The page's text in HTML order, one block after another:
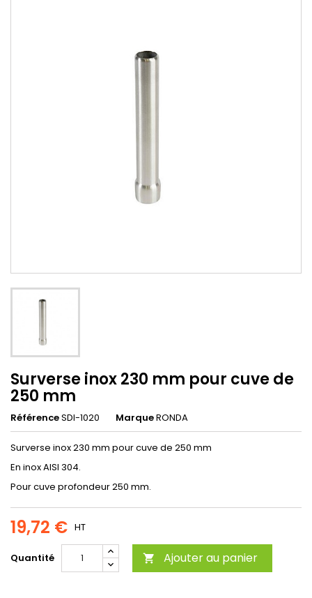
Surverse inox 230 mm pour cuve de
250 mm
RéférenceSDI-1020 MarqueRONDA
Surverse inox 230 mm pour cuve de 250 mm
En inox AISI 304.
Pour cuve profondeur 250 mm.
19,72 € HT
Quantité  Ajouter au panier